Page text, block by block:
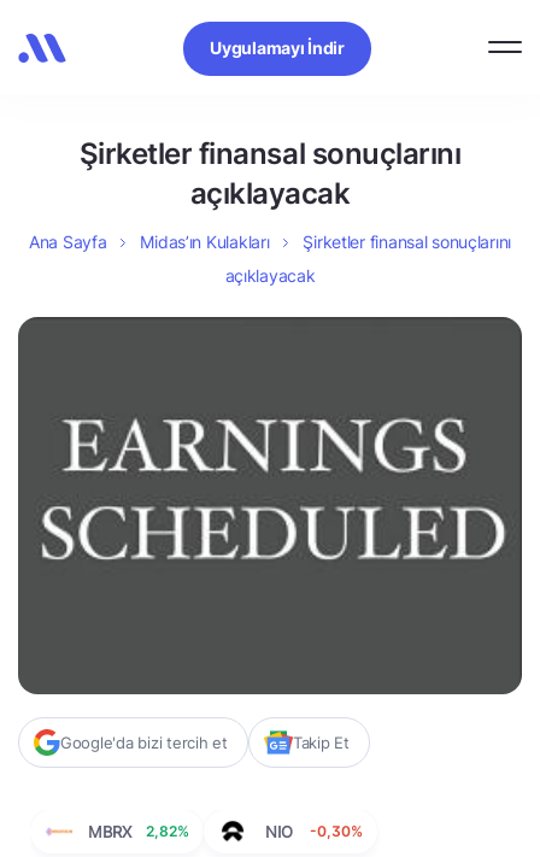
Uygulamayı İndir
Şirketler finansal sonuçlarını
açıklayacak
Ana Sayfa Midas’ın Kulakları
Şirketler finansal sonuçlarını
açıklayacak
Google'da bizi tercih et Takip Et
MBRX 2,82% NIO -0,30%